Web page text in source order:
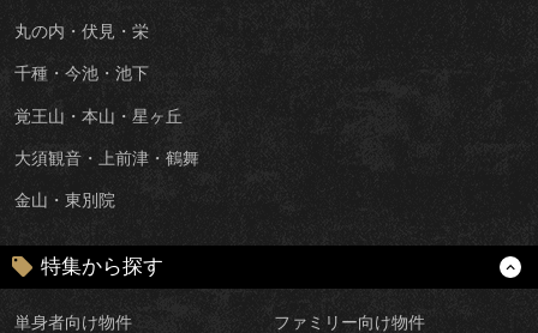
丸の内・伏見・栄
千種・今池・池下
覚王山・本山・星ヶ丘
大須観音・上前津・鶴舞
金山・東別院
特集から探す
単身者向け物件 ファミリー向け物件